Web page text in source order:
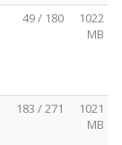
49 / 180
1022
MB
183 / 271
1021
MB